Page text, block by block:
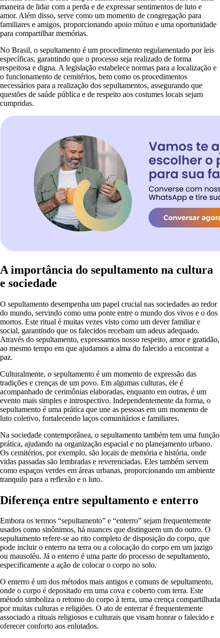
maneira de lidar com a perda e de expressar sentimentos de luto e
amor. Além disso, serve como um momento de congregação para
familiares e amigos, proporcionando apoio mútuo e uma oportunidade
para compartilhar memórias.
No Brasil, o sepultamento é um procedimento regulamentado por leis
específicas, garantindo que o processo seja realizado de forma
respeitosa e digna. A legislação estabelece normas para a localização e
o funcionamento de cemitérios, bem como os procedimentos
necessários para a realização dos sepultamentos, assegurando que
questões de saúde pública e de respeito aos costumes locais sejam
cumpridas.
A importância do sepultamento na cultura
e sociedade
O sepultamento desempenha um papel crucial nas sociedades ao redor
do mundo, servindo como uma ponte entre o mundo dos vivos e o dos
mortos. Este ritual é muitas vezes visto como um dever familiar e
social, garantindo que os falecidos recebam um adeus adequado.
Através do sepultamento, expressamos nosso respeito, amor e gratidão,
ao mesmo tempo em que ajudamos a alma do falecido a encontrar a
paz.
Culturalmente, o sepultamento é um momento de expressão das
tradições e crenças de um povo. Em algumas culturas, ele é
acompanhado de cerimônias elaboradas, enquanto em outras, é um
evento mais simples e introspectivo. Independentemente da forma, o
sepultamento é uma prática que une as pessoas em um momento de
luto coletivo, fortalecendo laços comunitários e familiares.
Na sociedade contemporânea, o sepultamento também tem uma função
prática, ajudando na organização espacial e no planejamento urbano.
Os cemitérios, por exemplo, são locais de memória e história, onde
vidas passadas são lembradas e reverenciadas. Eles também servem
como espaços verdes em áreas urbanas, proporcionando um ambiente
tranquilo para a reflexão e o luto.
Diferença entre sepultamento e enterro
Embora os termos “sepultamento” e “enterro” sejam frequentemente
usados como sinônimos, há nuances que distinguem um do outro. O
sepultamento refere-se ao rito completo de disposição do corpo, que
pode incluir o enterro na terra ou a colocação do corpo em um jazigo
ou mausoléu. Já o enterro é uma parte do processo de sepultamento,
especificamente a ação de colocar o corpo no solo.
O enterro é um dos métodos mais antigos e comuns de sepultamento,
onde o corpo é depositado em uma cova e coberto com terra. Este
método simboliza o retorno do corpo à terra, uma crença compartilhada
por muitas culturas e religiões. O ato de enterrar é frequentemente
associado a rituais religiosos e culturais que visam honrar o falecido e
oferecer conforto aos enlutados.